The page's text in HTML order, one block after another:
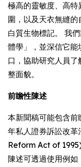
極高的靈敏度、高
圍，以及天衣無縫
白質生物標記。 我
體學」，並深信它
口，協助研究人員
整面貌。
前瞻性陳述
本新聞稿可能包含
年私人證券訴訟改
Reform Act of
陳述可透過使用例